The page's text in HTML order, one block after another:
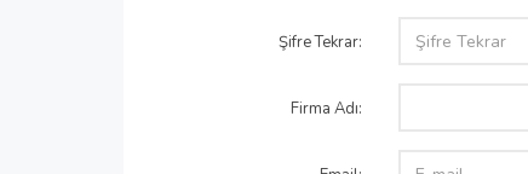
Şifre Tekrar:
Firma Adı: